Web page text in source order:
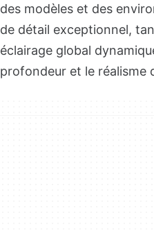
des modèles et des
de détail exceptionnel,
éclairage global
profondeur et le réalisme